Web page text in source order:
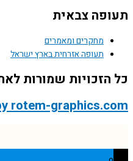
צבאית
מחקרים ומאמרים
תעופה אזרחית בארץ ישראל
שמורות
♥ by rotem-